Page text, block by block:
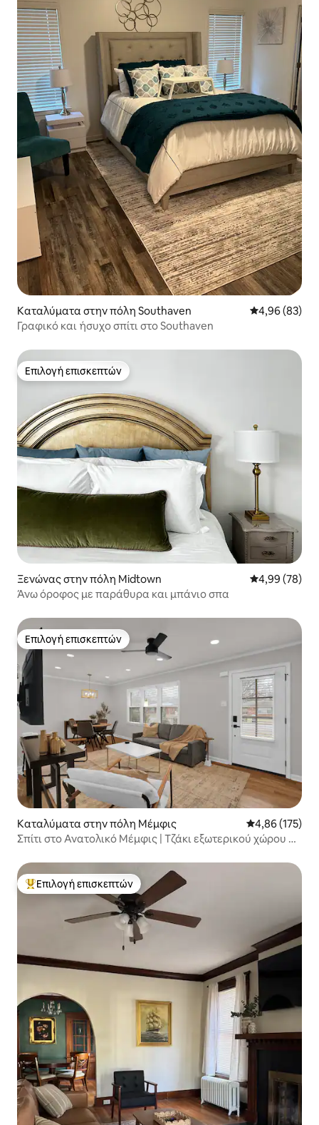
Καταλύματα στην πόλη Southaven Μέση
4,96 (83)
Γραφικό και ήσυχο σπίτι στο Southaven
Επιλογή επισκεπτών
Επιλογή επισκεπτών
Ξενώνας στην πόλη Midtown Μέση
4,99 (78)
Άνω όροφος με παράθυρα και μπάνιο σπα
Επιλογή επισκεπτών
Επιλογή επισκεπτών
Καταλύματα στην πόλη Μέμφις Μέση
4,86 (175)
Σπίτι στο Ανατολικό Μέμφις | Τζάκι εξωτερικού χώρου +
Κορυφαία επιλογή επισκεπτών
Επιλογή επισκεπτών